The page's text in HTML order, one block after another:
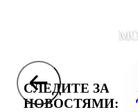
СЛЕДИТЕ ЗА
НОВОСТЯМИ: